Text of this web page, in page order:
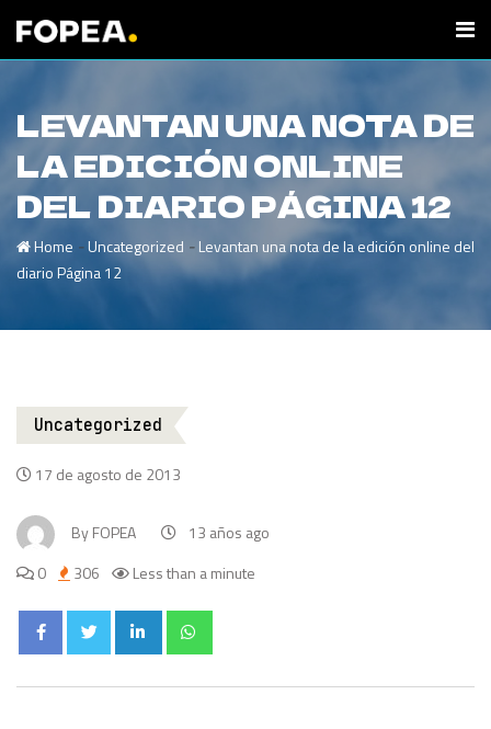
LEVANTAN UNA NOTA DE
LA EDICIÓN ONLINE
DEL DIARIO PÁGINA 12
Home -Uncategorized -Levantan una nota de la edición online del
diario Página 12
Uncategorized
17 de agosto de 2013
ByFOPEA
13 años ago
0
306 Less than a minute